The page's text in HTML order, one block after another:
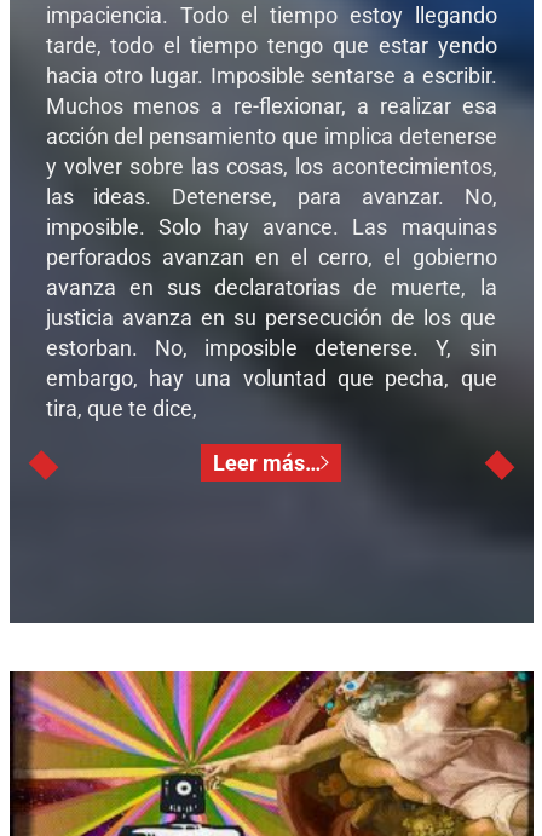
impaciencia. Todo el tiempo estoy llegando
tarde, todo el tiempo tengo que estar yendo
hacia otro lugar. Imposible sentarse a escribir.
Muchos menos a re-flexionar, a realizar esa
acción del pensamiento que implica detenerse
y volver sobre las cosas, los acontecimientos,
las ideas. Detenerse, para avanzar. No,
imposible. Solo hay avance. Las maquinas
perforados avanzan en el cerro, el gobierno
avanza en sus declaratorias de muerte, la
justicia avanza en su persecución de los que
estorban. No, imposible detenerse. Y, sin
embargo, hay una voluntad que pecha, que
tira, que te dice,
Leer más…